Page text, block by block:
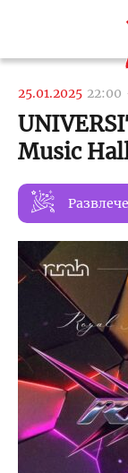
25.01.2025 22:00
Music